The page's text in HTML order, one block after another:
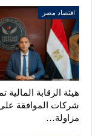
اقتصاد مصر
شركات الموافقة
مزاولة…